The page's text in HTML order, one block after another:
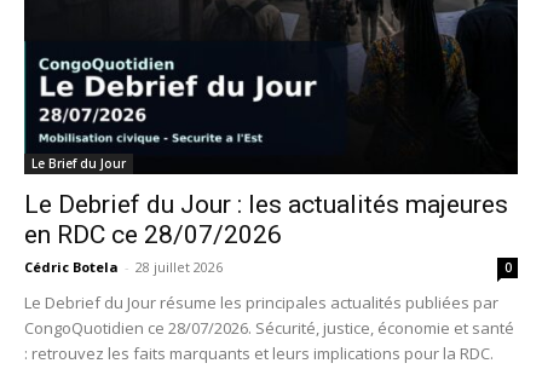
Le Brief du Jour
Le Debrief du Jour : les actualités majeures
en RDC ce 28/07/2026
Cédric Botela - 28 juillet 2026 0
Le Debrief du Jour résume les principales actualités publiées par
CongoQuotidien ce 28/07/2026. Sécurité, justice, économie et santé
: retrouvez les faits marquants et leurs implications pour la RDC.